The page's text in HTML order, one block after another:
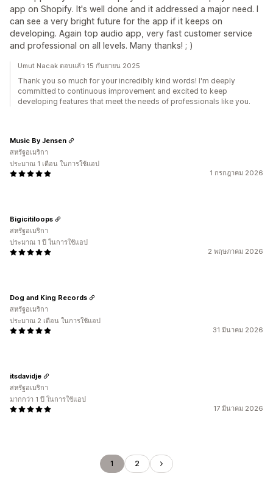
app on Shopify. It's well done and it addressed a major need. I
can see a very bright future for the app if it keeps on
developing. Again top audio app, very fast customer service
and professional on all levels. Many thanks! ; )
Umut Nacak ตอบแล้ว 15 กันยายน 2025
Thank you so much for your incredibly kind words! I'm deeply
committed to continuous improvement and excited to keep
developing features that meet the needs of professionals like you.
1 กรกฎาคม 2026
Music By Jensen
สหรัฐอเมริกา
ประมาณ 1 เดือน ในการใช้แอป
2 พฤษภาคม 2026
Bigicitiloops
สหรัฐอเมริกา
ประมาณ 1 ปี ในการใช้แอป
31 มีนาคม 2026
Dog and King Records
สหรัฐอเมริกา
ประมาณ 2 เดือน ในการใช้แอป
17 มีนาคม 2026
itsdavidje
สหรัฐอเมริกา
มากกว่า 1 ปี ในการใช้แอป
1 2